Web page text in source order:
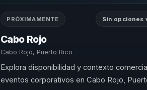
PRÓXIMAMENTE Sin opciones
Cabo Rojo
Cabo Rojo, Puerto Rico
Explora disponibilidad y contexto
eventos corporativos en Cabo Rojo,